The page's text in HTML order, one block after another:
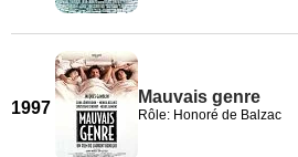
1997
Mauvais genre
Rôle: Honoré de Balzac